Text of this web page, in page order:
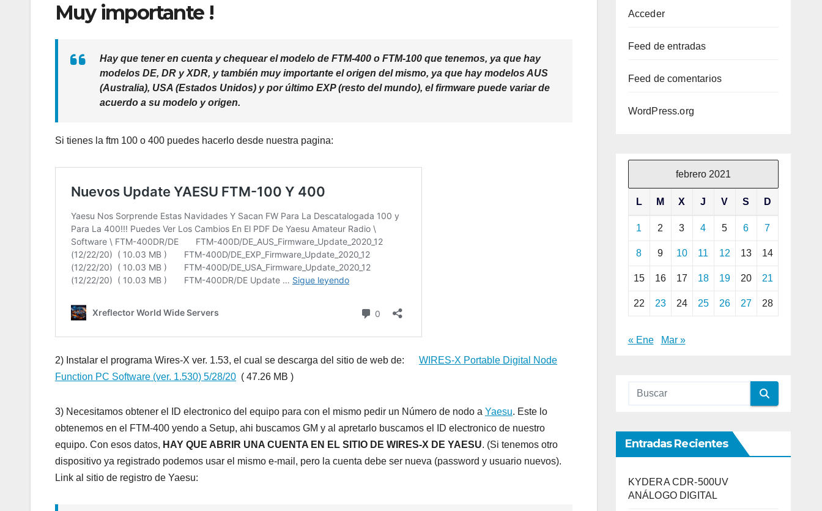
Muy importante !
Hay que tener en cuenta y chequear el modelo de FTM-400 o FTM-100 que tenemos, ya que hay
modelos DE, DR y XDR, y también muy importante el origen del mismo, ya que hay modelos AUS
(Australia), USA (Estados Unidos) y por último EXP (resto del mundo), el firmware puede variar de
acuerdo a su modelo y origen.
Si tienes la ftm 100 o 400 puedes hacerlo desde nuestra pagina:
2) Instalar el programa Wires-X ver. 1.53, el cual se descarga del sitio de web de: WIRES-X Portable Digital Node
Function PC Software (ver. 1.530) 5/28/20 ( 47.26 MB )
3) Necesitamos obtener el ID electronico del equipo para con el mismo pedir un Número de nodo a Yaesu. Este lo
obtenemos en el FTM-400 yendo a Setup, ahi buscamos GM y al apretarlo buscamos el ID electronico de nuestro
equipo. Con esos datos, HAY QUE ABRIR UNA CUENTA EN EL SITIO DE WIRES-X DE YAESU. (Si tenemos otro
dispositivo ya registrado podemos usar el mismo e-mail, pero la cuenta debe ser nueva (password y usuario nuevos).
Link al sitio de registro de Yaesu:
Acceder
Feed de entradas
Feed de comentarios
WordPress.org
febrero 2021
L M X J V S D
1 2 3 4 5 6 7
8 9 10 11 12 13 14
15 16 17 18 19 20 21
22 23 24 25 26 27 28
« Ene Mar »
Entradas Recientes
KYDERA CDR-500UV
ANÁLOGO DIGITAL